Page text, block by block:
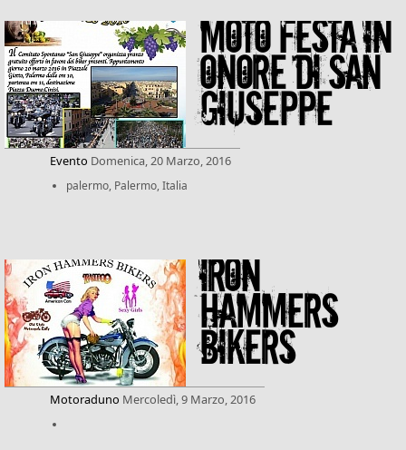
MOTO FESTA IN
ONORE DI SAN
GIUSEPPE
Evento Domenica, 20 Marzo, 2016
palermo, Palermo, Italia
iron
hammers
bikers
Motoraduno Mercoledì, 9 Marzo, 2016